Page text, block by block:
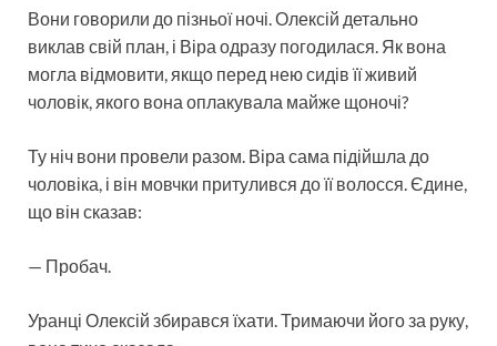
Вони говорили до пізньої ночі. Олексій детально
виклав свій план, і Віра одразу погодилася. Як вона
могла відмовити, якщо перед нею сидів її живий
чоловік, якого вона оплакувала майже щоночі?
Ту ніч вони провели разом. Віра сама підійшла до
чоловіка, і він мовчки притулився до її волосся. Єдине,
що він сказав:
— Пробач.
Уранці Олексій збирався їхати. Тримаючи його за руку,